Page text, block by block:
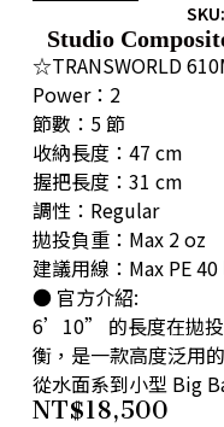
Studio
☆TRANSWORLD
Power：2
節數：5 節
收納長度：47 cm
握把長度：31 cm
調性：Regular
拋投負重：Max 2 oz
建議用線：Max PE
● 官方介紹:
6’10” 的長度在拋投
衡，是一款高度泛用
從水面系到小型 Big
NT$18,500